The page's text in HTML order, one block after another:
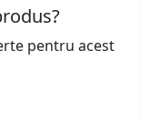
pentru acest